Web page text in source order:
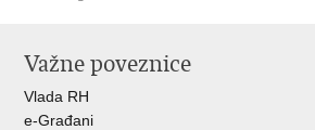
Facebooku
Twitteru
Važne poveznice
Vlada RH
e-Građani